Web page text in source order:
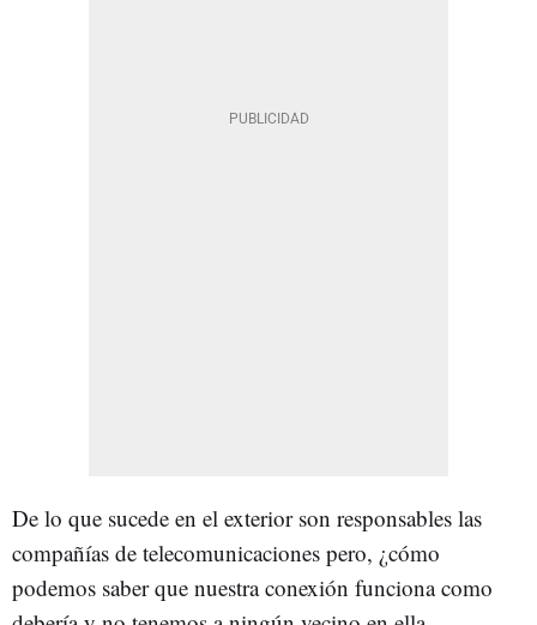
De lo que sucede en el exterior son responsables las
compañías de telecomunicaciones pero, ¿cómo
podemos saber que nuestra conexión funciona como